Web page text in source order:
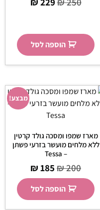
הוספה לסל
מבצע!
מארז שמפו ומסכה גולד קרטין
ללא מלחים מועשר בזרעי פשתן
– Tessa
₪200
₪185
הוספה לסל